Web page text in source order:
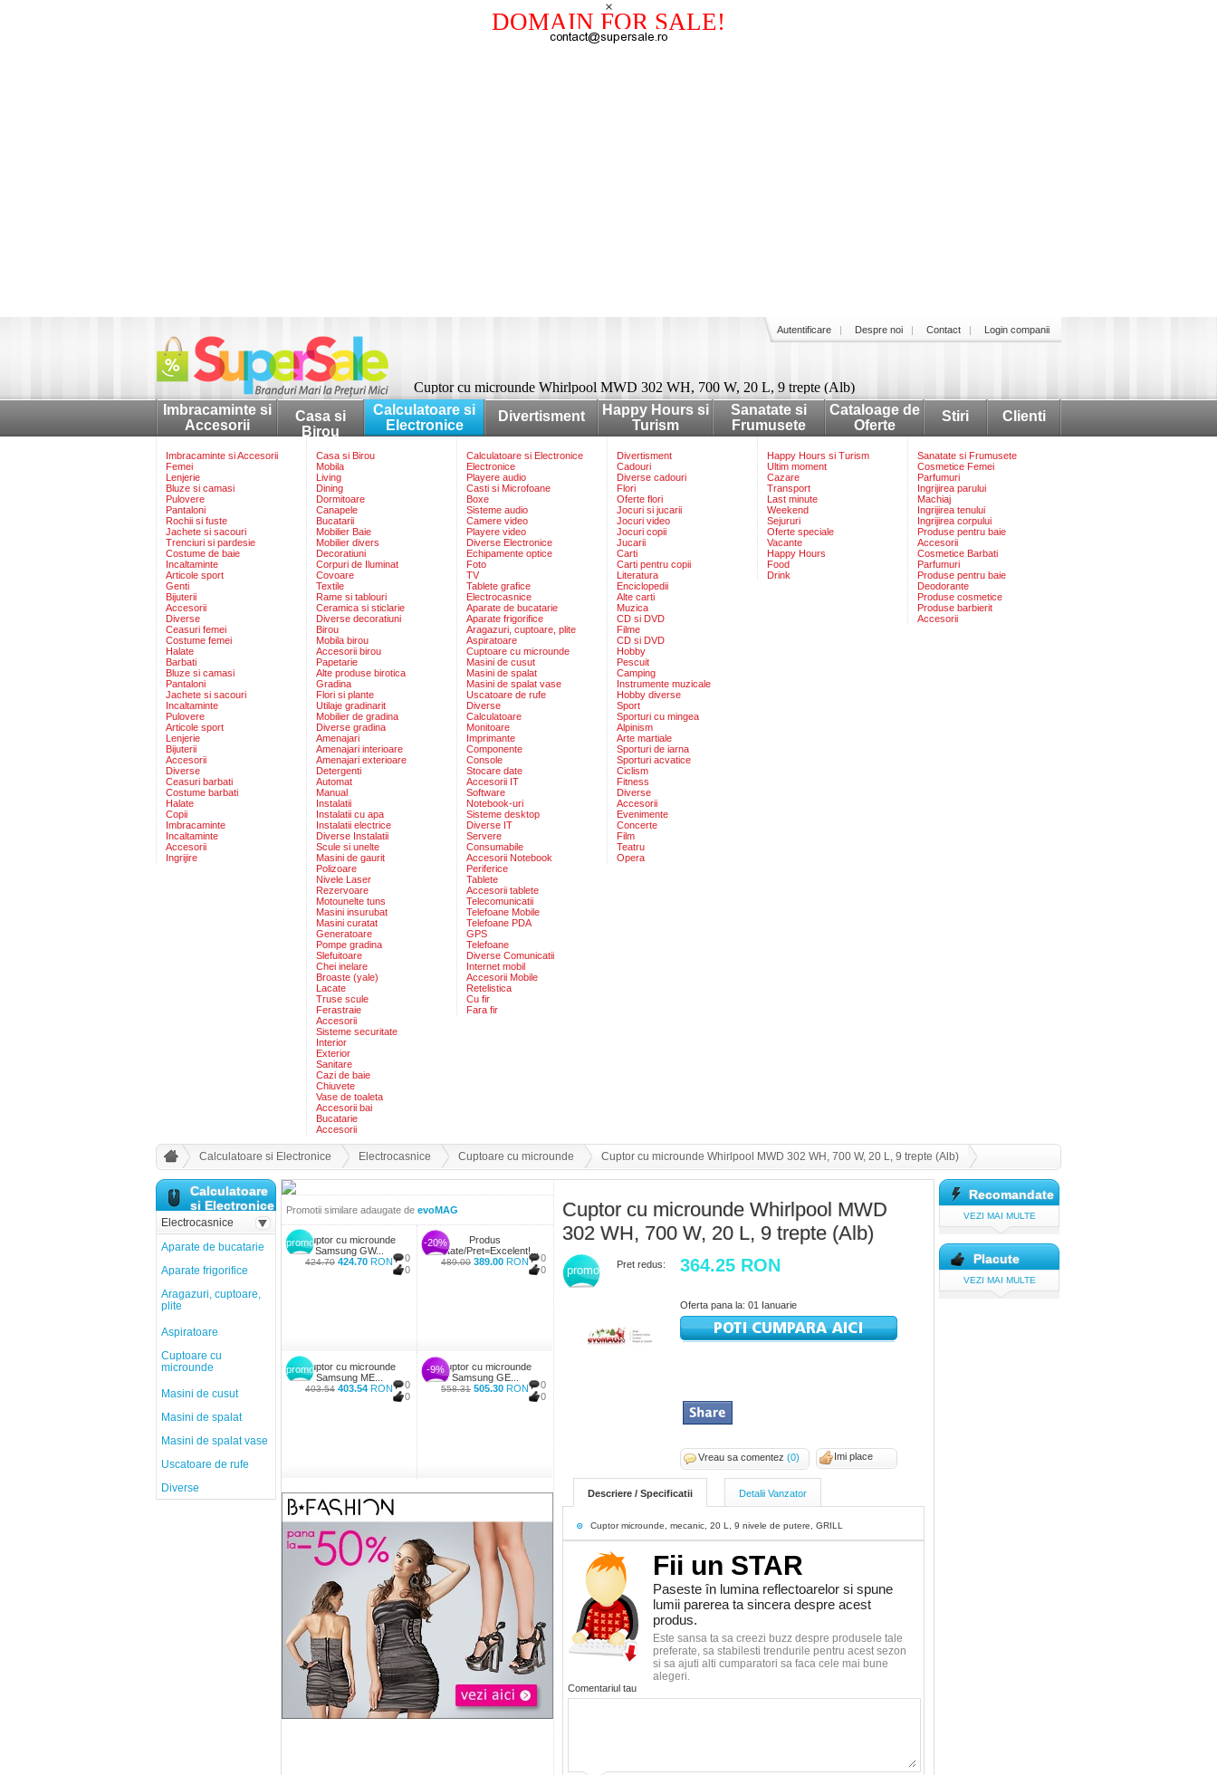
×
DOMAIN FOR SALE!
Cuptor cu microunde Whirlpool MWD 302 WH, 700 W, 20 L, 9 trepte (Alb)
Autentificare Despre noi Contact Login companii
Imbracaminte si
Accesorii
Casa si
Birou
Calculatoare si
Electronice
Divertisment
Happy Hours si
Turism
Sanatate si
Frumusete
Cataloage de
Oferte
Stiri Clienti
Imbracaminte si Accesorii
Femei
Lenjerie
Bluze si camasi
Pulovere
Pantaloni
Rochii si fuste
Jachete si sacouri
Trenciuri si pardesie
Costume de baie
Incaltaminte
Articole sport
Genti
Bijuterii
Accesorii
Diverse
Ceasuri femei
Costume femei
Halate
Barbati
Bluze si camasi
Pantaloni
Jachete si sacouri
Incaltaminte
Pulovere
Articole sport
Lenjerie
Bijuterii
Accesorii
Diverse
Ceasuri barbati
Costume barbati
Halate
Copii
Imbracaminte
Incaltaminte
Accesorii
Ingrijire
Casa si Birou
Mobila
Living
Dining
Dormitoare
Canapele
Bucatarii
Mobilier Baie
Mobilier divers
Decoratiuni
Corpuri de Iluminat
Covoare
Textile
Rame si tablouri
Ceramica si sticlarie
Diverse decoratiuni
Birou
Mobila birou
Accesorii birou
Papetarie
Alte produse birotica
Gradina
Flori si plante
Utilaje gradinarit
Mobilier de gradina
Diverse gradina
Amenajari
Amenajari interioare
Amenajari exterioare
Detergenti
Automat
Manual
Instalatii
Instalatii cu apa
Instalatii electrice
Diverse Instalatii
Scule si unelte
Masini de gaurit
Polizoare
Nivele Laser
Rezervoare
Motounelte tuns
Masini insurubat
Masini curatat
Generatoare
Pompe gradina
Slefuitoare
Chei inelare
Broaste (yale)
Lacate
Truse scule
Ferastraie
Accesorii
Sisteme securitate
Interior
Exterior
Sanitare
Cazi de baie
Chiuvete
Vase de toaleta
Accesorii bai
Bucatarie
Accesorii
Calculatoare si Electronice
Electronice
Playere audio
Casti si Microfoane
Boxe
Sisteme audio
Camere video
Playere video
Diverse Electronice
Echipamente optice
Foto
TV
Tablete grafice
Electrocasnice
Aparate de bucatarie
Aparate frigorifice
Aragazuri, cuptoare, plite
Aspiratoare
Cuptoare cu microunde
Masini de cusut
Masini de spalat
Masini de spalat vase
Uscatoare de rufe
Diverse
Calculatoare
Monitoare
Imprimante
Componente
Console
Stocare date
Accesorii IT
Software
Notebook-uri
Sisteme desktop
Diverse IT
Servere
Consumabile
Accesorii Notebook
Periferice
Tablete
Accesorii tablete
Telecomunicatii
Telefoane Mobile
Telefoane PDA
GPS
Telefoane
Diverse Comunicatii
Internet mobil
Accesorii Mobile
Retelistica
Cu fir
Fara fir
Divertisment
Cadouri
Diverse cadouri
Flori
Oferte flori
Jocuri si jucarii
Jocuri video
Jocuri copii
Jucarii
Carti
Carti pentru copii
Literatura
Enciclopedii
Alte carti
Muzica
CD si DVD
Filme
CD si DVD
Hobby
Pescuit
Camping
Instrumente muzicale
Hobby diverse
Sport
Sporturi cu mingea
Alpinism
Arte martiale
Sporturi de iarna
Sporturi acvatice
Ciclism
Fitness
Diverse
Accesorii
Evenimente
Concerte
Film
Teatru
Opera
Happy Hours si Turism
Ultim moment
Cazare
Transport
Last minute
Weekend
Sejururi
Oferte speciale
Vacante
Happy Hours
Food
Drink
Sanatate si Frumusete
Cosmetice Femei
Parfumuri
Ingrijirea parului
Machiaj
Ingrijirea tenului
Ingrijirea corpului
Produse pentru baie
Accesorii
Cosmetice Barbati
Parfumuri
Produse pentru baie
Deodorante
Produse cosmetice
Produse barbierit
Accesorii
Calculatoare si Electronice Electrocasnice Cuptoare cu microunde Cuptor cu microunde Whirlpool MWD 302 WH, 700 W, 20 L, 9 trepte (Alb)
Promotii similare adaugate de evoMAG
promo
0
0
Cuptor cu microunde
Samsung GW...
424.70 424.70 RON
-20%
0
0
Produs
Calitate/Pret=Excelent!...
489.00 389.00 RON
promo
0
0
Cuptor cu microunde
Samsung ME...
403.54 403.54 RON
-9%
0
0
Cuptor cu microunde
Samsung GE...
558.31 505.30 RON
Cuptor cu microunde Whirlpool MWD
302 WH, 700 W, 20 L, 9 trepte (Alb)
promo Pret redus: 364.25 RON
Oferta pana la: 01 Ianuarie
Vreau sa comentez (0) Imi place
Descriere / Specificatii
Cuptor microunde, mecanic, 20 L, 9 nivele de putere, GRILL
Detalii Vanzator
Fii un STAR
Paseste în lumina reflectoarelor si spune
lumii parerea ta sincera despre acest
produs.
Este sansa ta sa creezi buzz despre produsele tale
preferate, sa stabilesti trendurile pentru acest sezon
si sa ajuti alti cumparatori sa faca cele mai bune
alegeri.
Comentariul tau
Calculatoare
si Electronice
Electrocasnice
Aparate de bucatarie
Aparate frigorifice
Aragazuri, cuptoare,
plite
Aspiratoare
Cuptoare cu
microunde
Masini de cusut
Masini de spalat
Masini de spalat vase
Uscatoare de rufe
Diverse
Recomandate
VEZI MAI MULTE
Placute
VEZI MAI MULTE